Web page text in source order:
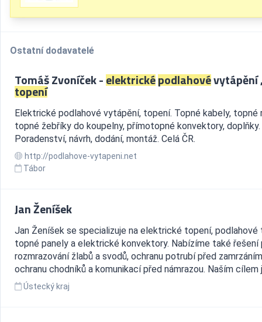
Ostatní dodavatelé
Tomáš Zvoníček -elektricképodlahovévytápění
topení
Elektrické podlahové vytápění, topení. Topné kabely, topné
topné žebříky do koupelny, přímotopné konvektory, doplňky.
Poradenství, návrh, dodání, montáž. Celá ČR.
http://podlahove-vytapeni.net
Tábor
Jan Ženíšek
Jan Ženíšek se specializuje na elektrické topení, podlahové
topné panely a elektrické konvektory. Nabízíme také řešení
rozmrazování žlabů a svodů, ochranu potrubí před
ochranu chodníků a komunikací před námrazou. Naším cílem
Ústecký kraj